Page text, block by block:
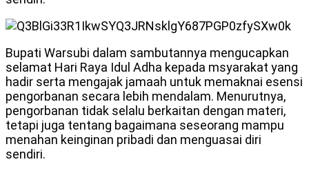
Bupati Warsubi dalam sambutannya mengucapkan
selamat Hari Raya Idul Adha kepada msyarakat yang
hadir serta mengajak jamaah untuk memaknai esensi
pengorbanan secara lebih mendalam. Menurutnya,
pengorbanan tidak selalu berkaitan dengan materi,
tetapi juga tentang bagaimana seseorang mampu
menahan keinginan pribadi dan menguasai diri
sendiri.